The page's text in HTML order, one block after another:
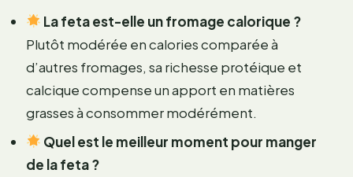
La feta est-elle un fromage calorique ?
Plutôt modérée en calories comparée à
d’autres fromages, sa richesse protéique et
calcique compense un apport en matières
grasses à consommer modérément.
Quel est le meilleur moment pour manger
de la feta ?